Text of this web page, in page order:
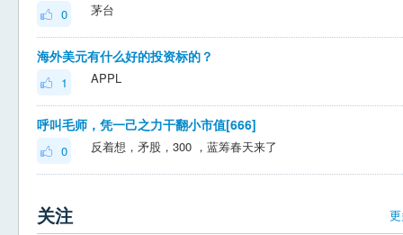
0 茅台
海外美元有什么好的投资标的？
1 APPL
呼叫毛师，凭一己之力干翻小市值[666]
0 反着想，矛股，300 ，蓝筹春天来了
关注